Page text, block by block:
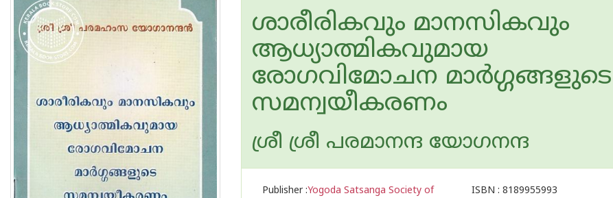
ശാരീരികവും മാനസികവും
ആധ്യാത്മികവുമായ
രോഗവിമോചന മാർഗ്ഗങ്ങളുടെ
സമന്വയീകരണം
ശ്രീ ശ്രീ പരമാനന്ദ യോഗനന്ദ
Publisher :Yogoda Satsanga Society of
ISBN : 8189955993